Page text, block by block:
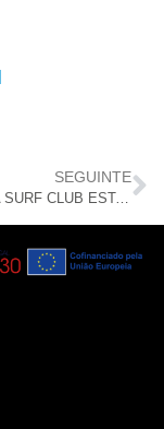
SEGUINTE
ALBUFEIRA SURF CLUB ESTABELECEU PROTOCOLO COM O LAR “A GAIVOTA”